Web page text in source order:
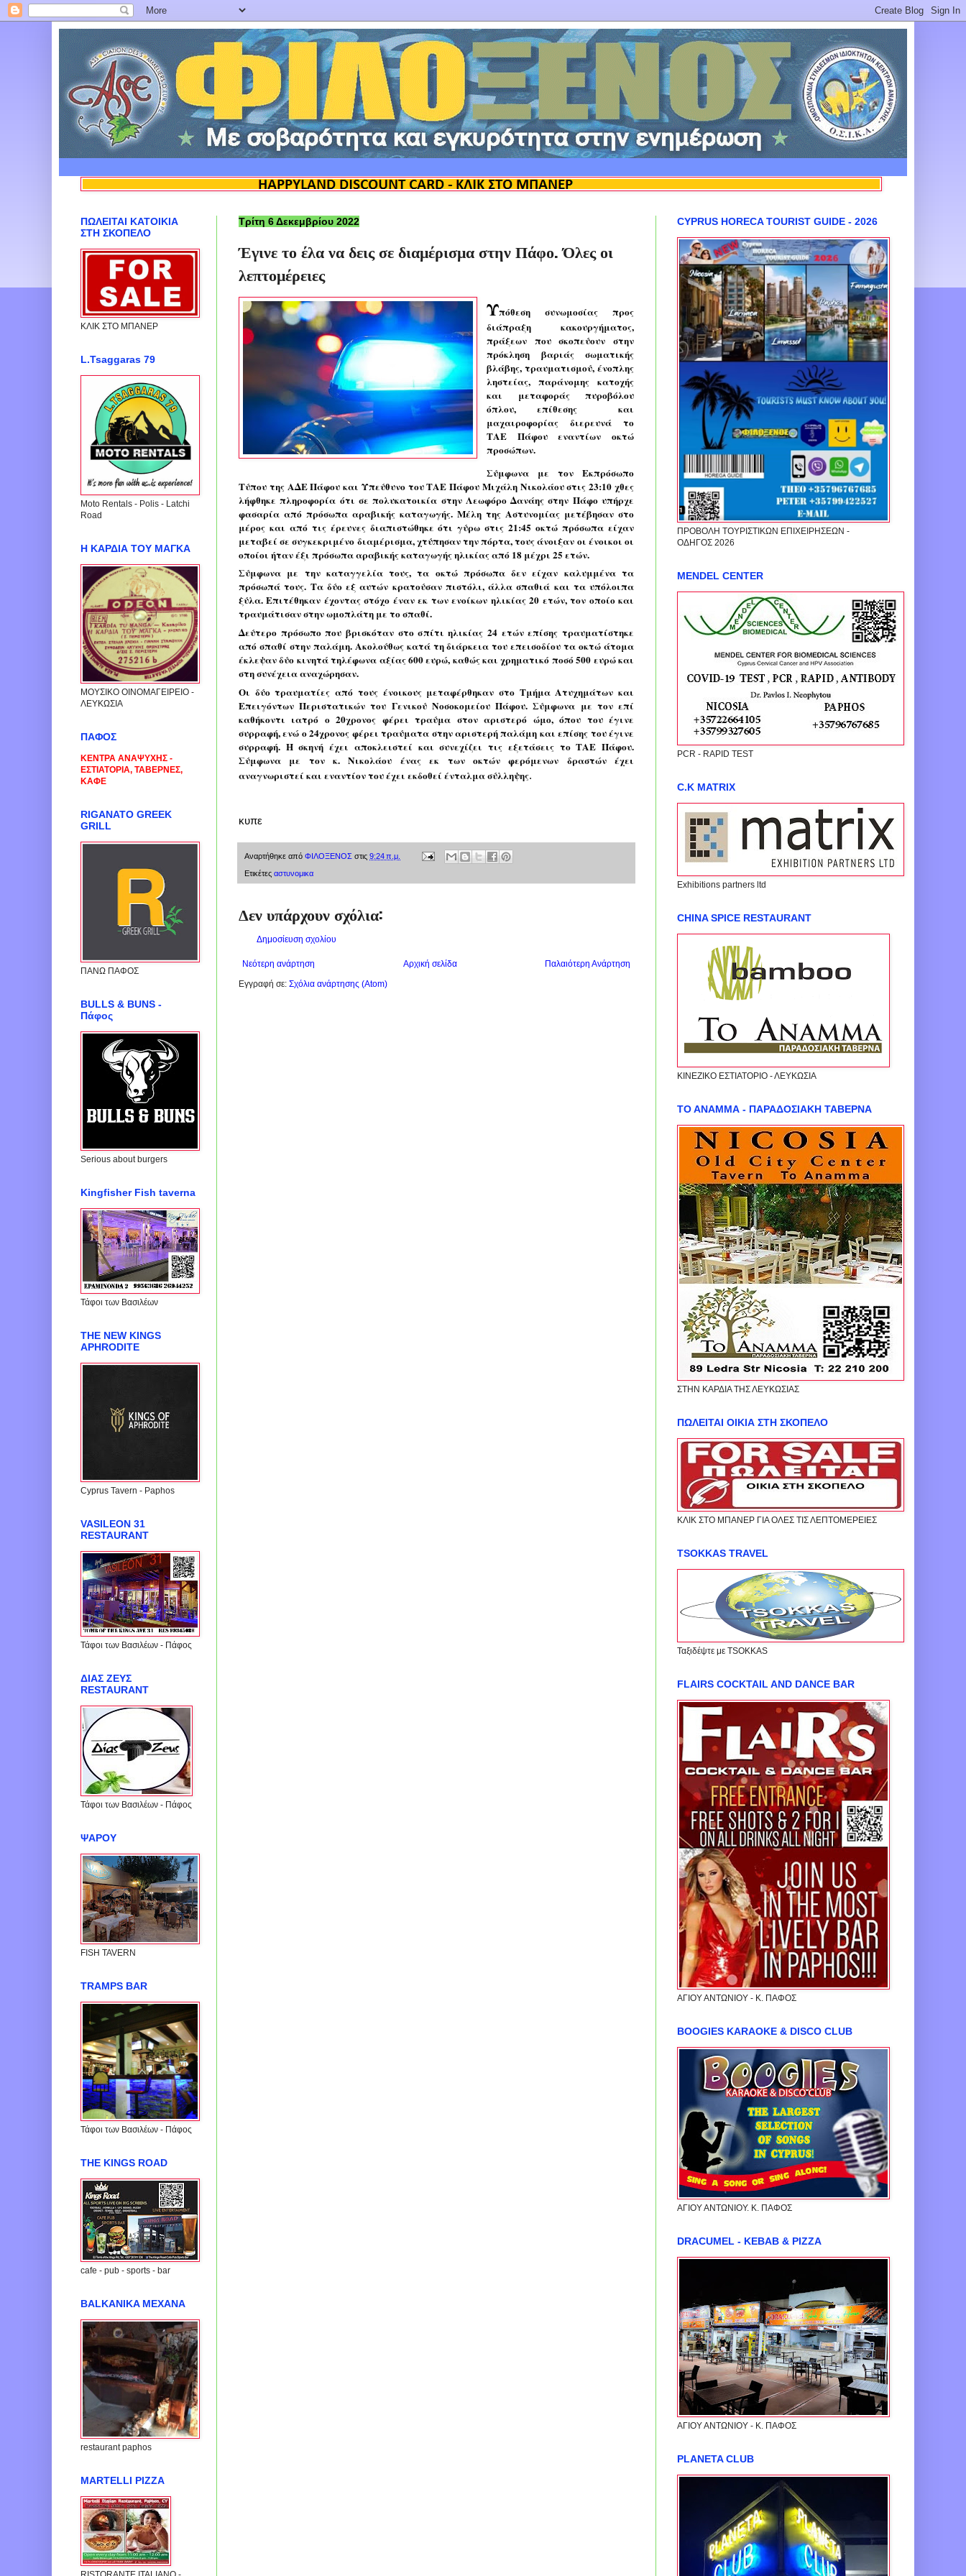
Τρίτη 6 Δεκεμβρίου 2022
Έγινε το έλα να δεις σε διαμέρισμα στην Πάφο. Όλες οι
λεπτομέρειες
Υπόθεση συνωμοσίας προς
διάπραξη κακουργήματος,
πράξεων που σκοπεύουν στην
πρόκληση βαριάς σωματικής
βλάβης, τραυματισμού, ένοπλης
ληστείας, παράνομης κατοχής
και μεταφοράς πυροβόλου
όπλου, επίθεσης  και
μαχαιροφορίας διερευνά το
ΤΑΕ Πάφου εναντίων οκτώ
προσώπων.
Σύμφωνα με τον Εκπρόσωπο
λήφθηκε πληροφορία ότι σε πολυκατοικία στην Λεωφόρο Δανάης στην Πάφο υπήρχε
φασαρία από πρόσωπα αραβικής καταγωγής. Μέλη της Αστυνομίας μετέβησαν στο
μέρος και από τις έρευνες διαπιστώθηκε ότι γύρω στις 21:45 οκτώ πρόσωπα είχαν
μεταβεί σε συγκεκριμένο διαμέρισμα, χτύπησαν την πόρτα, τους άνοιξαν οι ένοικοι οι
οποίοι ήταν έξι πρόσωπα αραβικής καταγωγής ηλικίας από 18 μέχρι 25 ετών.
Σύμφωνα με την καταγγελία τους, τα οκτώ πρόσωπα δεν είχαν καλυμμένα τα
πρόσωπά τους. Τα δύο εξ αυτών κρατούσαν πιστόλι, άλλα σπαθιά και τα υπόλοιπα
ξύλα. Επιτέθηκαν έχοντας στόχο έναν εκ των ενοίκων ηλικίας 20 ετών, τον οποίο και
τραυμάτισαν στην ωμοπλάτη με το σπαθί.
Δεύτερο πρόσωπο που βρισκόταν στο σπίτι ηλικίας 24 ετών επίσης τραυματίστηκε
από σπαθί στην παλάμη. Ακολούθως κατά τη διάρκεια του επεισοδίου τα οκτώ άτομα
έκλεψαν δύο κινητά τηλέφωνα αξίας 600 ευρώ, καθώς και χρηματικό ποσό 500 ευρώ και
στη συνέχεια αναχώρησαν.
Οι δύο τραυματίες από τους ένοικους μεταφέρθηκαν στο Τμήμα Ατυχημάτων και
Επειγόντων Περιστατικών του Γενικού Νοσοκομείου Πάφου. Σύμφωνα με τον επί
καθήκοντι ιατρό ο 20χρονος φέρει τραύμα στον αριστερό ώμο, όπου του έγινε
συρραφή, ενώ ο 24χρονος φέρει τραύματα στην αριστερή παλάμη και επίσης του έγινε
συρραφή. Η σκηνή έχει αποκλειστεί και συνεχίζει τις εξετάσεις το ΤΑΕ Πάφου.
Σύμφωνα με τον κ. Νικολάου ένας εκ των οκτών φερόμενων δραστών έχει
αναγνωριστεί και εναντίον του έχει εκδοθεί ένταλμα σύλληψης.
κυπε
Αναρτήθηκε από ΦΙΛΟΞΕΝΟΣ στις 9:24 π.μ.
Ετικέτες αστυνομικα
Δεν υπάρχουν σχόλια:
Δημοσίευση σχολίου
Νεότερη ανάρτηση Παλαιότερη Ανάρτηση
Αρχική σελίδα
Εγγραφή σε: Σχόλια ανάρτησης (Atom)
ΠΩΛΕΙΤΑΙ ΚΑΤΟΙΚΙΑ
ΣΤΗ ΣΚΟΠΕΛΟ
ΚΛΙΚ ΣΤΟ ΜΠΑΝΕΡ
L.Tsaggaras 79
Moto Rentals - Polis - Latchi
Road
Η ΚΑΡΔΙΑ ΤΟΥ ΜΑΓΚΑ
ΜΟΥΣΙΚΟ ΟΙΝΟΜΑΓΕΙΡΕΙΟ -
ΛΕΥΚΩΣΙΑ
ΠΑΦΟΣ
ΚΕΝΤΡΑ ΑΝΑΨΥΧΗΣ -
ΕΣΤΙΑΤΟΡΙΑ, ΤΑΒΕΡΝΕΣ,
ΚΑΦΕ
RIGANATO GREEK
GRILL
ΠΑΝΩ ΠΑΦΟΣ
BULLS & BUNS -
Πάφος
Serious about burgers
Kingfisher Fish taverna
Τάφοι των Βασιλέων
THE NEW KINGS
APHRODITE
Cyprus Tavern - Paphos
VASILEON 31
RESTAURANT
Τάφοι των Βασιλέων - Πάφος
ΔΙΑΣ ΖΕΥΣ
RESTAURANT
Τάφοι των Βασιλέων - Πάφος
ΨΑΡΟΥ
FISH TAVERΝ
TRAMPS BAR
Τάφοι των Βασιλέων - Πάφος
THE KINGS ROAD
cafe - pub - sports - bar
BALKANIKA MEXANA
restaurant paphos
MARTELLI PIZZA
CYPRUS HORECA TOURIST GUIDE - 2026
ΠΡΟΒΟΛΗ ΤΟΥΡΙΣΤΙΚΩΝ ΕΠΙΧΕΙΡΗΣΕΩΝ -
ΟΔΗΓΟΣ 2026
MENDEL CENTER
PCR - RAPID TEST
C.K MATRIX
Exhibitions partners ltd
CHINA SPICE RESTAURANT
ΚΙΝΕΖΙΚΟ ΕΣΤΙΑΤΟΡΙΟ - ΛΕΥΚΩΣΙΑ
ΤΟ ΑΝΑΜΜΑ - ΠΑΡΑΔΟΣΙΑΚΗ ΤΑΒΕΡΝΑ
ΣΤΗΝ ΚΑΡΔΙΑ ΤΗΣ ΛΕΥΚΩΣΙΑΣ
ΠΩΛΕΙΤΑΙ ΟΙΚΙΑ ΣΤΗ ΣΚΟΠΕΛΟ
ΚΛΙΚ ΣΤΟ ΜΠΑΝΕΡ ΓΙΑ ΟΛΕΣ ΤΙΣ ΛΕΠΤΟΜΕΡΕΙΕΣ
TSOKKAS TRAVEL
Ταξιδέψτε με TSOKKAS
FLAIRS COCKTAIL AND DANCE BAR
ΑΓΙΟΥ ΑΝΤΩΝΙΟΥ - Κ. ΠΑΦΟΣ
BOOGIES KARAOKE & DISCO CLUB
ΑΓΙΟΥ ΑΝΤΩΝΙΟΥ. Κ. ΠΑΦΟΣ
DRACUMEL - KEBAB & PIZZA
ΑΓΙΟΥ ΑΝΤΩΝΙΟΥ - Κ. ΠΑΦΟΣ
PLANETA CLUB